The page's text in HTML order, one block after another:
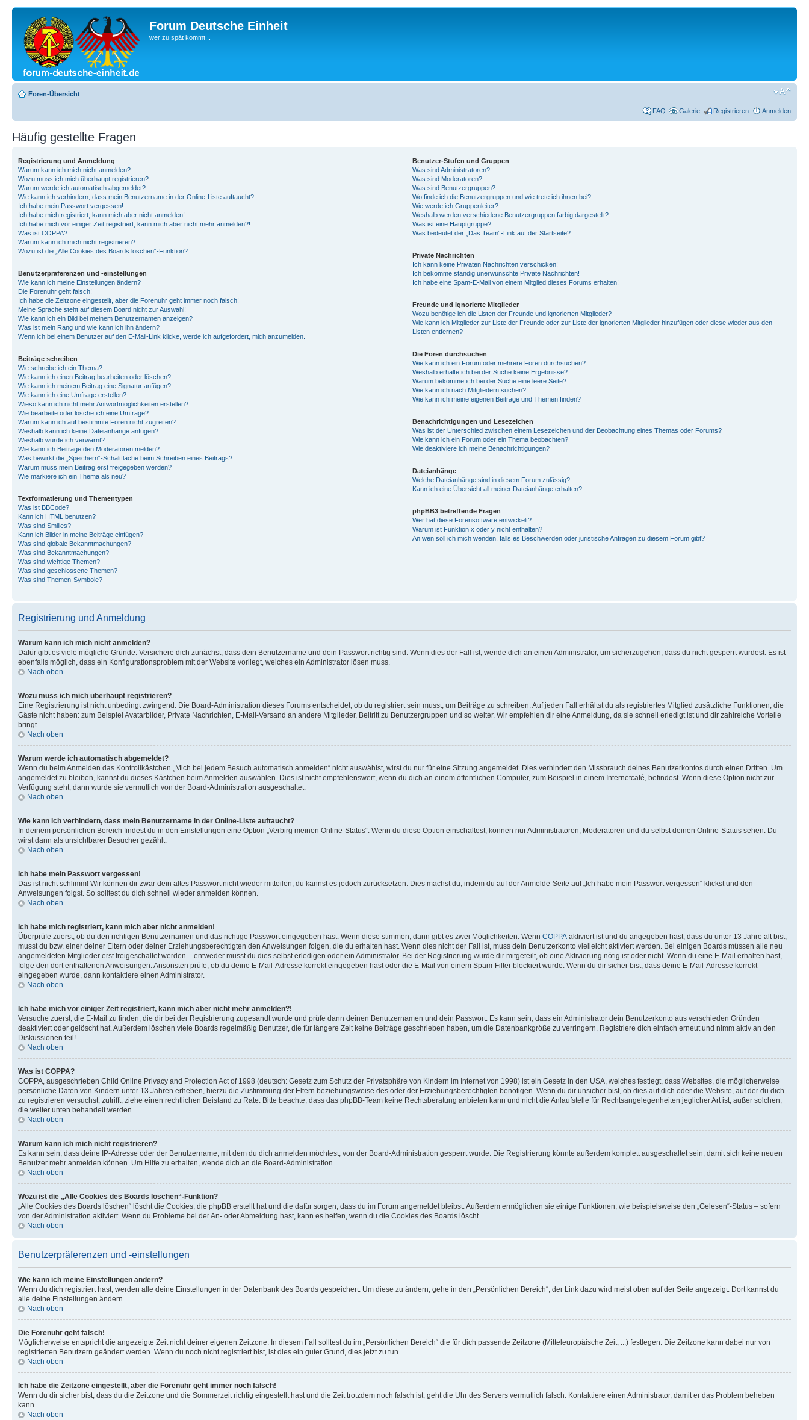
Forum Deutsche Einheit
wer zu spät kommt...
Foren-Übersicht
FAQ Galerie Registrieren Anmelden
Häufig gestellte Fragen
Registrierung und Anmeldung
Warum kann ich mich nicht anmelden?
Wozu muss ich mich überhaupt registrieren?
Warum werde ich automatisch abgemeldet?
Wie kann ich verhindern, dass mein Benutzername in der Online-Liste auftaucht?
Ich habe mein Passwort vergessen!
Ich habe mich registriert, kann mich aber nicht anmelden!
Ich habe mich vor einiger Zeit registriert, kann mich aber nicht mehr anmelden?!
Was ist COPPA?
Warum kann ich mich nicht registrieren?
Wozu ist die „Alle Cookies des Boards löschen“-Funktion?
Benutzerpräferenzen und -einstellungen
Wie kann ich meine Einstellungen ändern?
Die Forenuhr geht falsch!
Ich habe die Zeitzone eingestellt, aber die Forenuhr geht immer noch falsch!
Meine Sprache steht auf diesem Board nicht zur Auswahl!
Wie kann ich ein Bild bei meinem Benutzernamen anzeigen?
Was ist mein Rang und wie kann ich ihn ändern?
Wenn ich bei einem Benutzer auf den E-Mail-Link klicke, werde ich aufgefordert, mich anzumelden.
Beiträge schreiben
Wie schreibe ich ein Thema?
Wie kann ich einen Beitrag bearbeiten oder löschen?
Wie kann ich meinem Beitrag eine Signatur anfügen?
Wie kann ich eine Umfrage erstellen?
Wieso kann ich nicht mehr Antwortmöglichkeiten erstellen?
Wie bearbeite oder lösche ich eine Umfrage?
Warum kann ich auf bestimmte Foren nicht zugreifen?
Weshalb kann ich keine Dateianhänge anfügen?
Weshalb wurde ich verwarnt?
Wie kann ich Beiträge den Moderatoren melden?
Was bewirkt die „Speichern“-Schaltfläche beim Schreiben eines Beitrags?
Warum muss mein Beitrag erst freigegeben werden?
Wie markiere ich ein Thema als neu?
Textformatierung und Thementypen
Was ist BBCode?
Kann ich HTML benutzen?
Was sind Smilies?
Kann ich Bilder in meine Beiträge einfügen?
Was sind globale Bekanntmachungen?
Was sind Bekanntmachungen?
Was sind wichtige Themen?
Was sind geschlossene Themen?
Was sind Themen-Symbole?
Benutzer-Stufen und Gruppen
Was sind Administratoren?
Was sind Moderatoren?
Was sind Benutzergruppen?
Wo finde ich die Benutzergruppen und wie trete ich ihnen bei?
Wie werde ich Gruppenleiter?
Weshalb werden verschiedene Benutzergruppen farbig dargestellt?
Was ist eine Hauptgruppe?
Was bedeutet der „Das Team“-Link auf der Startseite?
Private Nachrichten
Ich kann keine Privaten Nachrichten verschicken!
Ich bekomme ständig unerwünschte Private Nachrichten!
Ich habe eine Spam-E-Mail von einem Mitglied dieses Forums erhalten!
Freunde und ignorierte Mitglieder
Wozu benötige ich die Listen der Freunde und ignorierten Mitglieder?
Wie kann ich Mitglieder zur Liste der Freunde oder zur Liste der ignorierten Mitglieder hinzufügen oder diese wieder aus den
Listen entfernen?
Die Foren durchsuchen
Wie kann ich ein Forum oder mehrere Foren durchsuchen?
Weshalb erhalte ich bei der Suche keine Ergebnisse?
Warum bekomme ich bei der Suche eine leere Seite?
Wie kann ich nach Mitgliedern suchen?
Wie kann ich meine eigenen Beiträge und Themen finden?
Benachrichtigungen und Lesezeichen
Was ist der Unterschied zwischen einem Lesezeichen und der Beobachtung eines Themas oder Forums?
Wie kann ich ein Forum oder ein Thema beobachten?
Wie deaktiviere ich meine Benachrichtigungen?
Dateianhänge
Welche Dateianhänge sind in diesem Forum zulässig?
Kann ich eine Übersicht all meiner Dateianhänge erhalten?
phpBB3 betreffende Fragen
Wer hat diese Forensoftware entwickelt?
Warum ist Funktion x oder y nicht enthalten?
An wen soll ich mich wenden, falls es Beschwerden oder juristische Anfragen zu diesem Forum gibt?
Registrierung und Anmeldung
Warum kann ich mich nicht anmelden?
Dafür gibt es viele mögliche Gründe. Versichere dich zunächst, dass dein Benutzername und dein Passwort richtig sind. Wenn dies der Fall ist, wende dich an einen Administrator, um sicherzugehen, dass du nicht gesperrt wurdest. Es ist
ebenfalls möglich, dass ein Konfigurationsproblem mit der Website vorliegt, welches ein Administrator lösen muss.
Nach oben
Wozu muss ich mich überhaupt registrieren?
Eine Registrierung ist nicht unbedingt zwingend. Die Board-Administration dieses Forums entscheidet, ob du registriert sein musst, um Beiträge zu schreiben. Auf jeden Fall erhältst du als registriertes Mitglied zusätzliche Funktionen, die
Gäste nicht haben: zum Beispiel Avatarbilder, Private Nachrichten, E-Mail-Versand an andere Mitglieder, Beitritt zu Benutzergruppen und so weiter. Wir empfehlen dir eine Anmeldung, da sie schnell erledigt ist und dir zahlreiche Vorteile
bringt.
Nach oben
Warum werde ich automatisch abgemeldet?
Wenn du beim Anmelden das Kontrollkästchen „Mich bei jedem Besuch automatisch anmelden“ nicht auswählst, wirst du nur für eine Sitzung angemeldet. Dies verhindert den Missbrauch deines Benutzerkontos durch einen Dritten. Um
angemeldet zu bleiben, kannst du dieses Kästchen beim Anmelden auswählen. Dies ist nicht empfehlenswert, wenn du dich an einem öffentlichen Computer, zum Beispiel in einem Internetcafé, befindest. Wenn diese Option nicht zur
Verfügung steht, dann wurde sie vermutlich von der Board-Administration ausgeschaltet.
Nach oben
Wie kann ich verhindern, dass mein Benutzername in der Online-Liste auftaucht?
In deinem persönlichen Bereich findest du in den Einstellungen eine Option „Verbirg meinen Online-Status“. Wenn du diese Option einschaltest, können nur Administratoren, Moderatoren und du selbst deinen Online-Status sehen. Du
wirst dann als unsichtbarer Besucher gezählt.
Nach oben
Ich habe mein Passwort vergessen!
Das ist nicht schlimm! Wir können dir zwar dein altes Passwort nicht wieder mitteilen, du kannst es jedoch zurücksetzen. Dies machst du, indem du auf der Anmelde-Seite auf „Ich habe mein Passwort vergessen“ klickst und den
Anweisungen folgst. So solltest du dich schnell wieder anmelden können.
Nach oben
Ich habe mich registriert, kann mich aber nicht anmelden!
Überprüfe zuerst, ob du den richtigen Benutzernamen und das richtige Passwort eingegeben hast. Wenn diese stimmen, dann gibt es zwei Möglichkeiten. Wenn COPPA aktiviert ist und du angegeben hast, dass du unter 13 Jahre alt bist,
musst du bzw. einer deiner Eltern oder deiner Erziehungsberechtigten den Anweisungen folgen, die du erhalten hast. Wenn dies nicht der Fall ist, muss dein Benutzerkonto vielleicht aktiviert werden. Bei einigen Boards müssen alle neu
angemeldeten Mitglieder erst freigeschaltet werden – entweder musst du dies selbst erledigen oder ein Administrator. Bei der Registrierung wurde dir mitgeteilt, ob eine Aktivierung nötig ist oder nicht. Wenn du eine E-Mail erhalten hast,
folge den dort enthaltenen Anweisungen. Ansonsten prüfe, ob du deine E-Mail-Adresse korrekt eingegeben hast oder die E-Mail von einem Spam-Filter blockiert wurde. Wenn du dir sicher bist, dass deine E-Mail-Adresse korrekt
eingegeben wurde, dann kontaktiere einen Administrator.
Nach oben
Ich habe mich vor einiger Zeit registriert, kann mich aber nicht mehr anmelden?!
Versuche zuerst, die E-Mail zu finden, die dir bei der Registrierung zugesandt wurde und prüfe dann deinen Benutzernamen und dein Passwort. Es kann sein, dass ein Administrator dein Benutzerkonto aus verschieden Gründen
deaktiviert oder gelöscht hat. Außerdem löschen viele Boards regelmäßig Benutzer, die für längere Zeit keine Beiträge geschrieben haben, um die Datenbankgröße zu verringern. Registriere dich einfach erneut und nimm aktiv an den
Diskussionen teil!
Nach oben
Was ist COPPA?
COPPA, ausgeschrieben Child Online Privacy and Protection Act of 1998 (deutsch: Gesetz zum Schutz der Privatsphäre von Kindern im Internet von 1998) ist ein Gesetz in den USA, welches festlegt, dass Websites, die möglicherweise
persönliche Daten von Kindern unter 13 Jahren erheben, hierzu die Zustimmung der Eltern beziehungsweise des oder der Erziehungsberechtigten benötigen. Wenn du dir unsicher bist, ob dies auf dich oder die Website, auf der du dich
zu registrieren versuchst, zutrifft, ziehe einen rechtlichen Beistand zu Rate. Bitte beachte, dass das phpBB-Team keine Rechtsberatung anbieten kann und nicht die Anlaufstelle für Rechtsangelegenheiten jeglicher Art ist; außer solchen,
die weiter unten behandelt werden.
Nach oben
Warum kann ich mich nicht registrieren?
Es kann sein, dass deine IP-Adresse oder der Benutzername, mit dem du dich anmelden möchtest, von der Board-Administration gesperrt wurde. Die Registrierung könnte außerdem komplett ausgeschaltet sein, damit sich keine neuen
Benutzer mehr anmelden können. Um Hilfe zu erhalten, wende dich an die Board-Administration.
Nach oben
Wozu ist die „Alle Cookies des Boards löschen“-Funktion?
„Alle Cookies des Boards löschen“ löscht die Cookies, die phpBB erstellt hat und die dafür sorgen, dass du im Forum angemeldet bleibst. Außerdem ermöglichen sie einige Funktionen, wie beispielsweise den „Gelesen“-Status – sofern
von der Administration aktiviert. Wenn du Probleme bei der An- oder Abmeldung hast, kann es helfen, wenn du die Cookies des Boards löscht.
Nach oben
Benutzerpräferenzen und -einstellungen
Wie kann ich meine Einstellungen ändern?
Wenn du dich registriert hast, werden alle deine Einstellungen in der Datenbank des Boards gespeichert. Um diese zu ändern, gehe in den „Persönlichen Bereich“; der Link dazu wird meist oben auf der Seite angezeigt. Dort kannst du
alle deine Einstellungen ändern.
Nach oben
Die Forenuhr geht falsch!
Möglicherweise entspricht die angezeigte Zeit nicht deiner eigenen Zeitzone. In diesem Fall solltest du im „Persönlichen Bereich“ die für dich passende Zeitzone (Mitteleuropäische Zeit, ...) festlegen. Die Zeitzone kann dabei nur von
registrierten Benutzern geändert werden. Wenn du noch nicht registriert bist, ist dies ein guter Grund, dies jetzt zu tun.
Nach oben
Ich habe die Zeitzone eingestellt, aber die Forenuhr geht immer noch falsch!
Wenn du dir sicher bist, dass du die Zeitzone und die Sommerzeit richtig eingestellt hast und die Zeit trotzdem noch falsch ist, geht die Uhr des Servers vermutlich falsch. Kontaktiere einen Administrator, damit er das Problem beheben
kann.
Nach oben